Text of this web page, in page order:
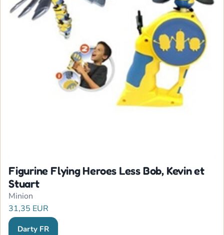
Figurine Flying Heroes Less Bob, Kevin et
Stuart
Minion
31,35 EUR
Darty FR